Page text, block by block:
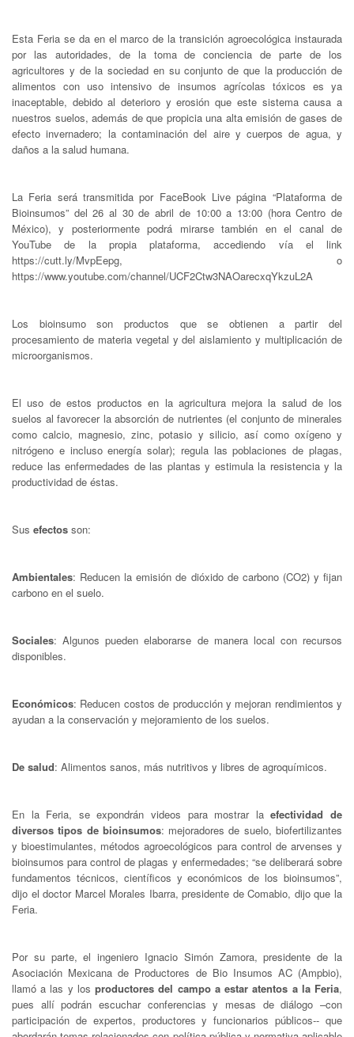
Esta Feria se da en el marco de la transición agroecológica instaurada
por las autoridades, de la toma de conciencia de parte de los
agricultores y de la sociedad en su conjunto de que la producción de
alimentos con uso intensivo de insumos agrícolas tóxicos es ya
inaceptable, debido al deterioro y erosión que este sistema causa a
nuestros suelos, además de que propicia una alta emisión de gases de
efecto invernadero; la contaminación del aire y cuerpos de agua, y
daños a la salud humana.
La Feria será transmitida por FaceBook Live página “Plataforma de
Bioinsumos” del 26 al 30 de abril de 10:00 a 13:00 (hora Centro de
México), y posteriormente podrá mirarse también en el canal de
YouTube de la propia plataforma, accediendo vía el link
https://cutt.ly/MvpEepg, o
https://www.youtube.com/channel/UCF2Ctw3NAOarecxqYkzuL2A
Los bioinsumo son productos que se obtienen a partir del
procesamiento de materia vegetal y del aislamiento y multiplicación de
microorganismos.
El uso de estos productos en la agricultura mejora la salud de los
suelos al favorecer la absorción de nutrientes (el conjunto de minerales
como calcio, magnesio, zinc, potasio y silicio, así como oxígeno y
nitrógeno e incluso energía solar); regula las poblaciones de plagas,
reduce las enfermedades de las plantas y estimula la resistencia y la
productividad de éstas.
Sus efectos son:
Ambientales: Reducen la emisión de dióxido de carbono (CO2) y fijan
carbono en el suelo.
Sociales: Algunos pueden elaborarse de manera local con recursos
disponibles.
Económicos: Reducen costos de producción y mejoran rendimientos y
ayudan a la conservación y mejoramiento de los suelos.
De salud: Alimentos sanos, más nutritivos y libres de agroquímicos.
En la Feria, se expondrán videos para mostrar laefectividad de
diversos tipos de bioinsumos: mejoradores de suelo, biofertilizantes
y bioestimulantes, métodos agroecológicos para control de arvenses y
bioinsumos para control de plagas y enfermedades; “se deliberará sobre
fundamentos técnicos, científicos y económicos de los bioinsumos”,
dijo el doctor Marcel Morales Ibarra, presidente de Comabio, dijo que la
Feria.
Por su parte, el ingeniero Ignacio Simón Zamora, presidente de la
Asociación Mexicana de Productores de Bio Insumos AC (Ampbio),
llamó a las y los productores del campo a estar atentos a la Feria,
pues allí podrán escuchar conferencias y mesas de diálogo –con
participación de expertos, productores y funcionarios públicos-- que